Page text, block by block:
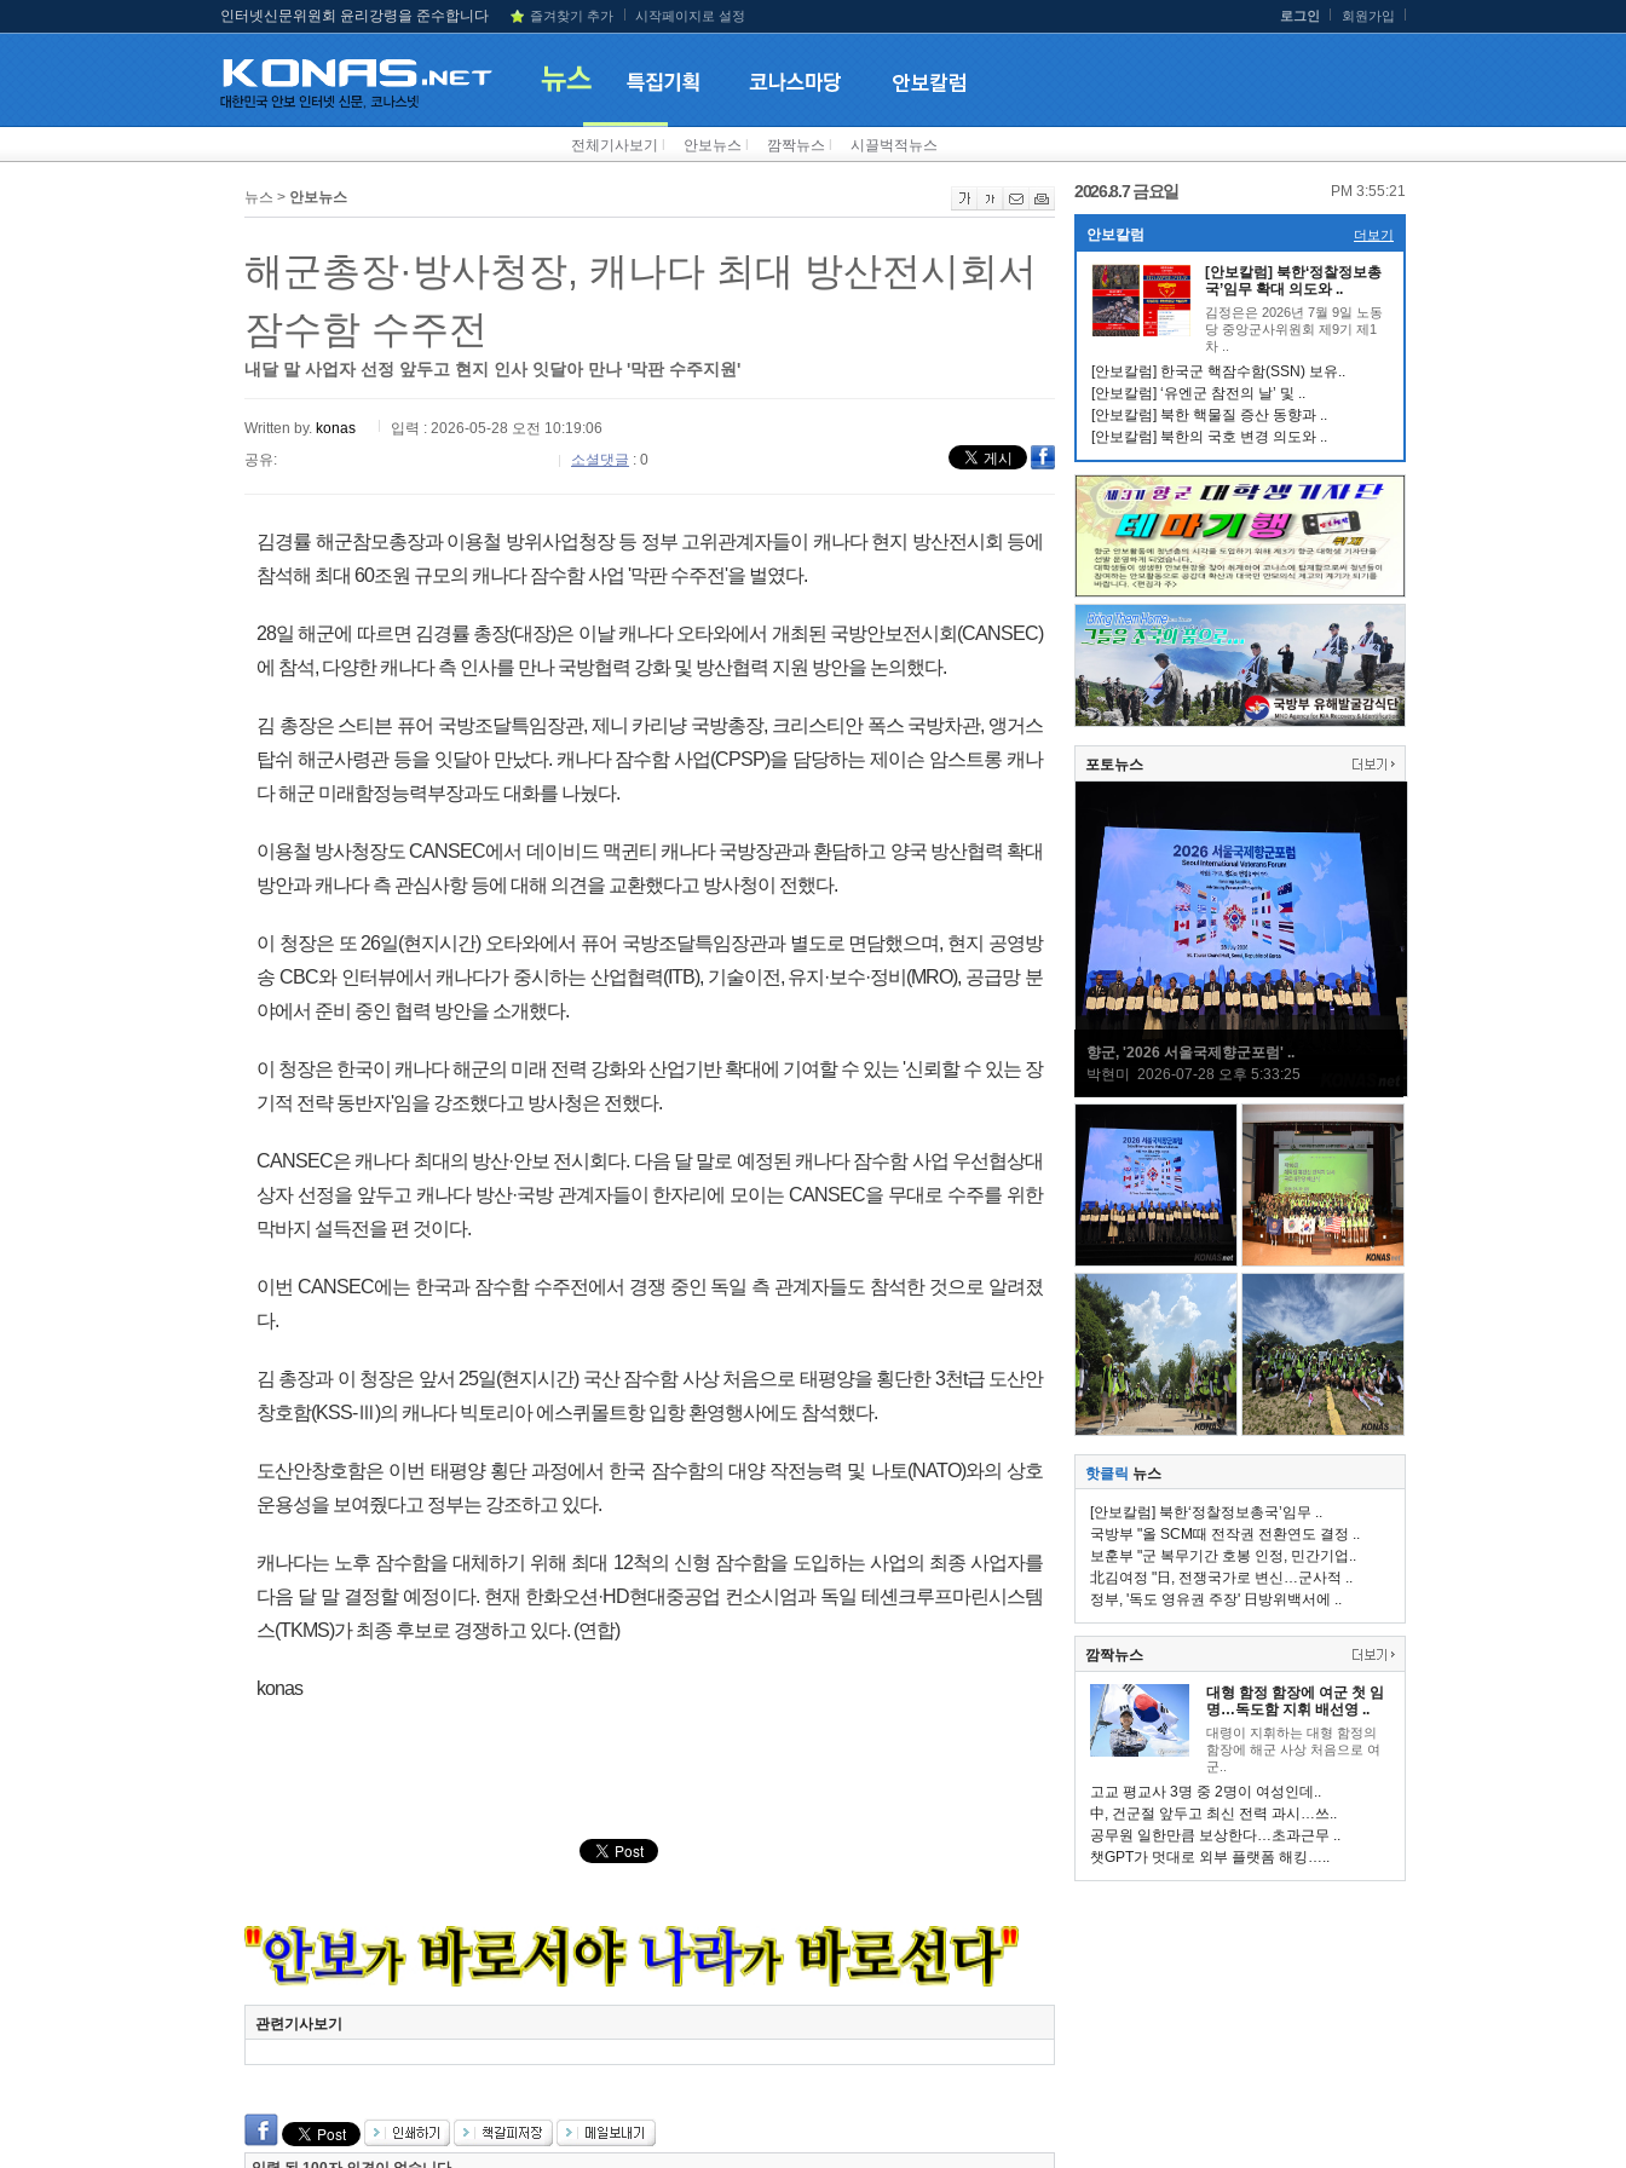
인터넷신문위원회 윤리강령을 준수합니다 즐겨찾기 추가 시작페이지로 설정 로그인 회원가입
전체기사보기 안보뉴스 깜짝뉴스 시끌벅적뉴스
뉴스 > 안보뉴스
해군총장·방사청장, 캐나다 최대 방산전시회서
잠수함 수주전
내달 말 사업자 선정 앞두고 현지 인사 잇달아 만나 '막판 수주지원'
Written by. konas
입력 : 2026-05-28 오전 10:19:06
공유:
소셜댓글 : 0
김경률 해군참모총장과 이용철 방위사업청장 등 정부 고위관계자들이 캐나다 현지 방산전시회 등에
참석해 최대 60조원 규모의 캐나다 잠수함 사업 '막판 수주전'을 벌였다.
28일 해군에 따르면 김경률 총장(대장)은 이날 캐나다 오타와에서 개최된 국방안보전시회(CANSEC)
에 참석, 다양한 캐나다 측 인사를 만나 국방협력 강화 및 방산협력 지원 방안을 논의했다.
김 총장은 스티븐 퓨어 국방조달특임장관, 제니 카리냥 국방총장, 크리스티안 폭스 국방차관, 앵거스
탑쉬 해군사령관 등을 잇달아 만났다. 캐나다 잠수함 사업(CPSP)을 담당하는 제이슨 암스트롱 캐나
다 해군 미래함정능력부장과도 대화를 나눴다.
이용철 방사청장도 CANSEC에서 데이비드 맥귄티 캐나다 국방장관과 환담하고 양국 방산협력 확대
방안과 캐나다 측 관심사항 등에 대해 의견을 교환했다고 방사청이 전했다.
이 청장은 또 26일(현지시간) 오타와에서 퓨어 국방조달특임장관과 별도로 면담했으며, 현지 공영방
송 CBC와 인터뷰에서 캐나다가 중시하는 산업협력(ITB), 기술이전, 유지·보수·정비(MRO), 공급망 분
야에서 준비 중인 협력 방안을 소개했다.
이 청장은 한국이 캐나다 해군의 미래 전력 강화와 산업기반 확대에 기여할 수 있는 '신뢰할 수 있는 장
기적 전략 동반자'임을 강조했다고 방사청은 전했다.
CANSEC은 캐나다 최대의 방산·안보 전시회다. 다음 달 말로 예정된 캐나다 잠수함 사업 우선협상대
상자 선정을 앞두고 캐나다 방산·국방 관계자들이 한자리에 모이는 CANSEC을 무대로 수주를 위한
막바지 설득전을 편 것이다.
이번 CANSEC에는 한국과 잠수함 수주전에서 경쟁 중인 독일 측 관계자들도 참석한 것으로 알려졌
다.
김 총장과 이 청장은 앞서 25일(현지시간) 국산 잠수함 사상 처음으로 태평양을 횡단한 3천t급 도산안
창호함(KSS-Ⅲ)의 캐나다 빅토리아 에스퀴몰트항 입항 환영행사에도 참석했다.
도산안창호함은 이번 태평양 횡단 과정에서 한국 잠수함의 대양 작전능력 및 나토(NATO)와의 상호
운용성을 보여줬다고 정부는 강조하고 있다.
캐나다는 노후 잠수함을 대체하기 위해 최대 12척의 신형 잠수함을 도입하는 사업의 최종 사업자를
다음 달 말 결정할 예정이다. 현재 한화오션·HD현대중공업 컨소시엄과 독일 테셴크루프마린시스템
스(TKMS)가 최종 후보로 경쟁하고 있다. (연합)
konas
관련기사보기
2026.8.7 금요일 PM 3:55:22
안보칼럼 더보기
[안보칼럼] 북한‘정찰정보총
국’임무 확대 의도와 ..
김정은은 2026년 7월 9일 노동
당 중앙군사위원회 제9기 제1
차 ..
[안보칼럼] 한국군 핵잠수함(SSN) 보유..
[안보칼럼] ‘유엔군 참전의 날’ 및 ..
[안보칼럼] 북한 핵물질 증산 동향과 ..
[안보칼럼] 북한의 국호 변경 의도와 ..
포토뉴스
향군, '2026 서울국제향군포럼' ..
박현미 2026-07-28 오후 5:33:25
핫클릭 뉴스
[안보칼럼] 북한‘정찰정보총국’임무 ..
국방부 "올 SCM때 전작권 전환연도 결정 ..
보훈부 "군 복무기간 호봉 인정, 민간기업..
北김여정 "日, 전쟁국가로 변신…군사적 ..
정부, '독도 영유권 주장' 日방위백서에 ..
깜짝뉴스
대형 함정 함장에 여군 첫 임
명…독도함 지휘 배선영 ..
대령이 지휘하는 대형 함정의
함장에 해군 사상 처음으로 여
군..
고교 평교사 3명 중 2명이 여성인데..
中, 건군절 앞두고 최신 전력 과시…쓰..
공무원 일한만큼 보상한다…초과근무 ..
챗GPT가 멋대로 외부 플랫폼 해킹…..